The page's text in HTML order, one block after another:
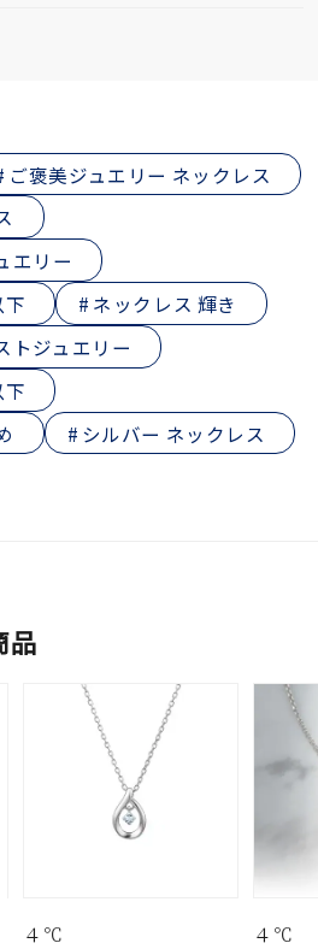
ご褒美ジュエリー ネックレス
エリー
ネックレス 輝き
トジュエリー
シルバー ネックレス
品
４℃
４℃